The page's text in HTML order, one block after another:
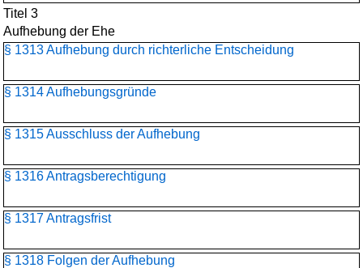
Titel 3
Aufhebung der Ehe
§ 1313 Aufhebung durch richterliche Entscheidung
§ 1314 Aufhebungsgründe
§ 1315 Ausschluss der Aufhebung
§ 1316 Antragsberechtigung
§ 1317 Antragsfrist
§ 1318 Folgen der Aufhebung